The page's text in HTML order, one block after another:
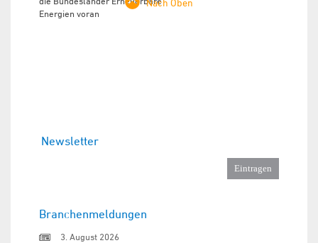
Energien voran
Nach Oben
Newsletter
Branchenmeldungen
3. August 2026